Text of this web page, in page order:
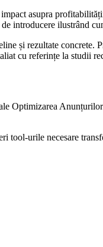
asupra
introducere ilustrând
și rezultate concrete.
cu referințe la studii
Optimizarea
tool-urile necesare